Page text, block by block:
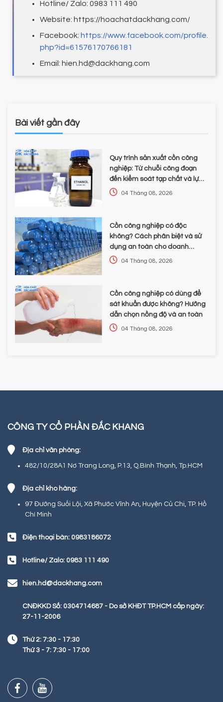
Hotline/ Zalo: 0983 111 490
Website: https://hoachatdackhang.com/
Facebook: https://www.facebook.com/profile.
php?id=61576170766181
Email: hien.hd@dackhang.com
Bài viết gần đây
Quy trình sản xuất cồn công
nghiệp: Từ chuỗi công đoạn
đến kiểm soát tạp chất và lựa
chọn hóa chất
04 Tháng 08, 2026
Cồn công nghiệp có độc
không? Cách phân biệt và sử
dụng an toàn cho doanh
nghiệp
04 Tháng 08, 2026
Cồn công nghiệp có dùng để
sát khuẩn được không? Hướng
dẫn chọn nồng độ và an toàn
04 Tháng 08, 2026
CÔNG TY CỔ PHẦN ĐẮC KHANG
Địa chỉ văn phòng:
482/10/28A1 Nơ Trang Long, P.13, Q.Bình Thạnh, Tp.HCM
Địa chỉ kho hàng:
97 Đường Suối Lội, Xã Phước Vĩnh An, Huyện Củ Chi, TP. Hồ
Chí Minh
Điện thoại bàn: 0983186072
Hotline/ Zalo: 0983 111 490
hien.hd@dackhang.com
CNĐKKD Số: 0304714687 - Do sở KHĐT TP.HCM cấp ngày:
27-11-2006
Thứ 2: 7:30 - 17:30
Thứ 3 - 7: 7:30 - 17:00